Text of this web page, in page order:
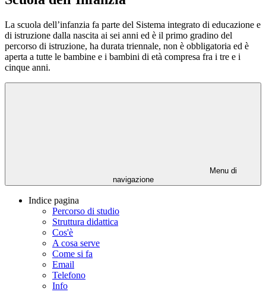
La scuola dell’infanzia fa parte del Sistema integrato di educazione e
di istruzione dalla nascita ai sei anni ed è il primo gradino del
percorso di istruzione, ha durata triennale, non è obbligatoria ed è
aperta a tutte le bambine e i bambini di età compresa fra i tre e i
cinque anni.
Menu di
navigazione
Indice pagina
Percorso di studio
Struttura didattica
Cos'è
A cosa serve
Come si fa
Email
Telefono
Info